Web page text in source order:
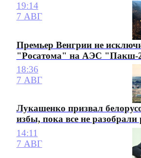
19:14
7 АВГ
Премьер Венгрии не
"Росатома" на АЭС "Пакш-
18:36
7 АВГ
Лукашенко призвал
избы, пока все не разобрали
14:11
7 АВГ